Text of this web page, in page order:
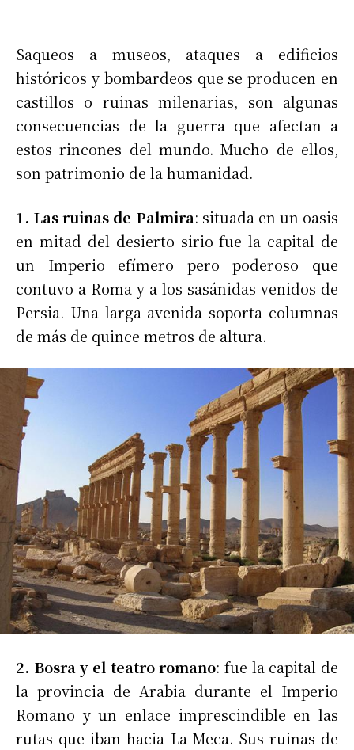
Saqueos a museos, ataques a edificios
históricos y bombardeos que se producen en
castillos o ruinas milenarias, son algunas
consecuencias de la guerra que afectan a
estos rincones del mundo. Mucho de ellos,
son patrimonio de la humanidad.
1. Las ruinas de Palmira: situada en un oasis
en mitad del desierto sirio fue la capital de
un Imperio efímero pero poderoso que
contuvo a Roma y a los sasánidas venidos de
Persia. Una larga avenida soporta columnas
de más de quince metros de altura.
2. Bosra y el teatro romano: fue la capital de
la provincia de Arabia durante el Imperio
Romano y un enlace imprescindible en las
rutas que iban hacia La Meca. Sus ruinas de